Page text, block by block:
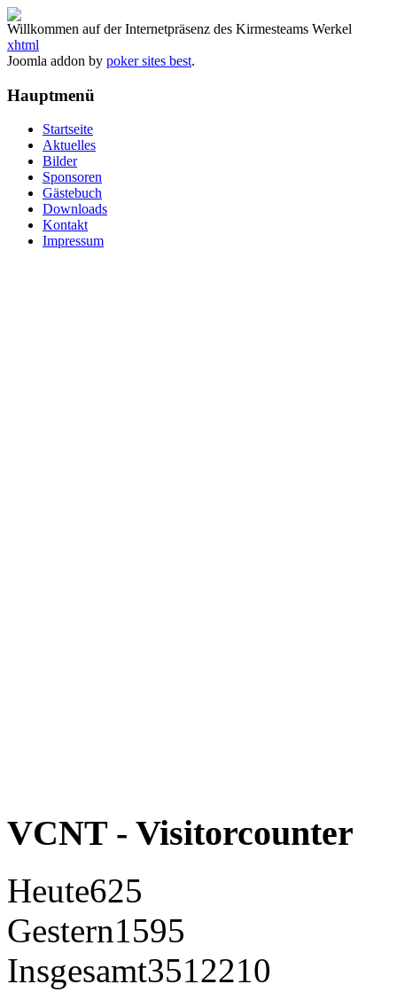
Willkommen auf der Internetpräsenz des Kirmesteams Werkel
xhtml
Joomla addon by poker sites best.
Hauptmenü
Startseite
Aktuelles
Bilder
Sponsoren
Gästebuch
Downloads
Kontakt
Impressum
VCNT - Visitorcounter
Heute625
Gestern1595
Insgesamt3512210